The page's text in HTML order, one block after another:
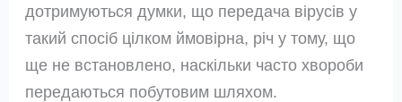
дотримуються думки, що передача вірусів у
такий спосіб цілком ймовірна, річ у тому, що
ще не встановлено, наскільки часто хвороби
передаються побутовим шляхом.